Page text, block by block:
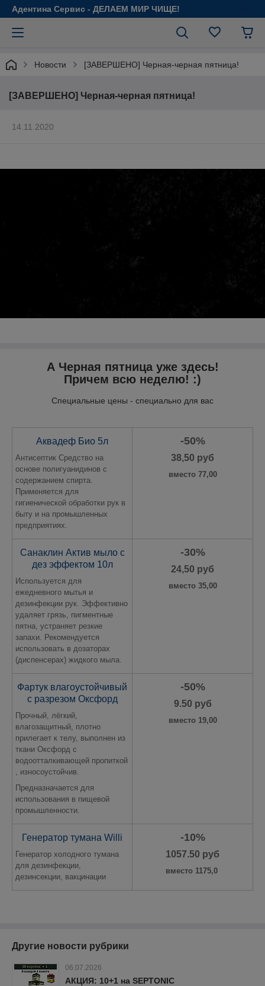
Адентина Сервис - ДЕЛАЕМ МИР ЧИЩЕ!
Новости [ЗАВЕРШЕНО] Черная-черная пятница!
[ЗАВЕРШЕНО] Черная-черная пятница!
14.11.2020
А Черная пятница уже здесь!
Причем всю неделю! :)
Специальные цены - специально для вас
Аквадеф Био 5л
Антисептик Средство на
основе полигуанидинов с
содержанием спирта.
Применяется для
гигиенической обработки рук в
быту и на промышленных
предприятиях.
-50%
38,50 руб
вместо 77,00
Санаклин Актив мыло с
дез эффектом 10л
Используется для
ежедневного мытья и
дезинфекции рук. Эффективно
удаляет грязь, пигментные
пятна, устраняет резкие
запахи. Рекомендуется
использовать в дозаторах
(диспенсерах) жидкого мыла.
-30%
24,50 руб
вместо 35,00
Фартук влагоустойчивый
с разрезом Оксфорд
Прочный, лёгкий,
влагозащитный, плотно
прилегает к телу, выполнен из
ткани Оксфорд с
водоотталкивающей пропиткой
, износоустойчив.
Предназначается для
использования в пищевой
промышленности.
-50%
9.50 руб
вместо 19,00
Генератор тумана Willi
Генератор холодного тумана
для дезинфекции,
дезинсекции, вакцинации
-10%
1057.50 руб
вместо 1175,0
Другие новости рубрики
06.07.2026
АКЦИЯ: 10+1 на SEPTONIC